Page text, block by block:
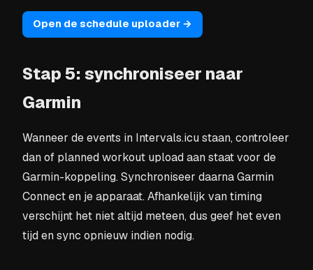
Open de schedule uploader →
Stap 5: synchroniseer naar
Garmin
Wanneer de events in Intervals.icu staan, controleer
dan of planned workout upload aan staat voor de
Garmin-koppeling. Synchroniseer daarna Garmin
Connect en je apparaat. Afhankelijk van timing
verschijnt het niet altijd meteen, dus geef het even
tijd en sync opnieuw indien nodig.